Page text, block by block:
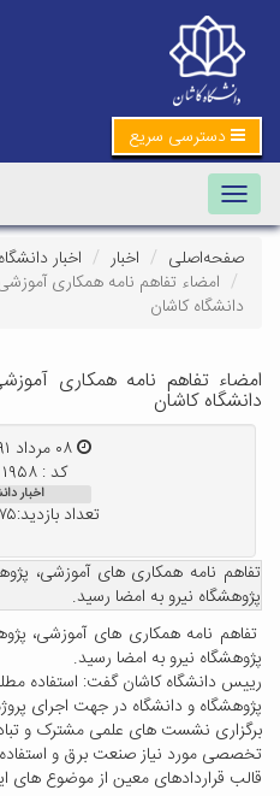
دسترسی سریع
Toggle navigation
صفحه‌اصلی اخبار
اخبار دانشگاه
امضاء تفاهم نامه همکاری
دانشگاه کاشان
امضاء تفاهم نامه همکاری
دانشگاه کاشان
کد : ۱۹۵۸
اخبار
تعداد بازدید:۸۷۵
تفاهم نامه همکاری های آموزشی،
پژوهشگاه نیرو به امضا رسید.
تفاهم نامه همکاری های آموزشی،
پژوهشگاه نیرو به امضا رسید.
رییس دانشگاه کاشان گفت: استفاده
پژوهشگاه و دانشگاه در جهت اجرای
برگزاری نشست های علمی مشترک و
تخصصی مورد نیاز صنعت برق و
قالب قراردادهای معین از موضوع های